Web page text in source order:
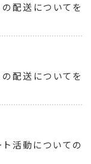
配送についてを
配送についてを
活動についての